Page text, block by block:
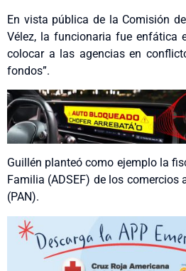
En vista pública de la Comisión
Vélez, la funcionaria fue enfática
colocar a las agencias en
fondos”.
Guillén planteó como ejemplo la
Familia (ADSEF) de los
(PAN).